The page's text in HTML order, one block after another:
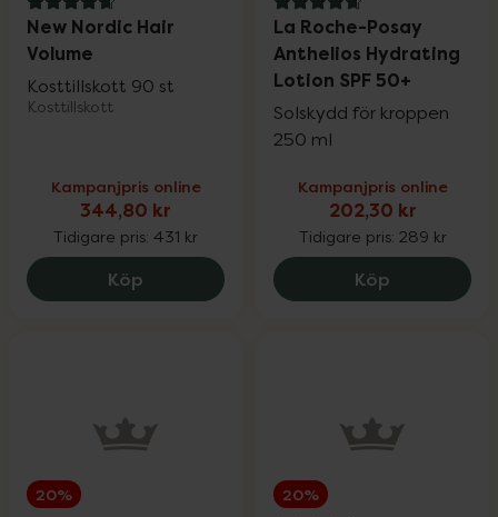
4.8 av 5 i omdöme
New Nordic Hair
Volume
Kosttillskott 90 st
Kosttillskott
Kampanjpris online
344,80 kr
Tidigare pris: 431 kr
Köp New Nordic Hair Volume, 344.8 kr.
4.8 av 5 i omdöme
La Roche-Posay
Anthelios Hydrating
Lotion SPF 50+
Solskydd för kroppen
250 ml
Kampanjpris online
202,30 kr
Tidigare pris: 289 kr
Köp La Roche-
20% 20%